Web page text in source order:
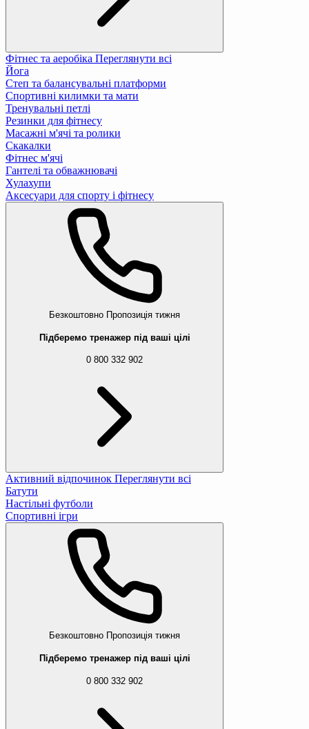
Фітнес та аеробіка Переглянути всі
Йога
Степ та балансувальні платформи
Спортивні килимки та мати
Тренувальні петлі
Резинки для фітнесу
Масажні м'ячі та ролики
Скакалки
Фітнес м'ячі
Гантелі та обважнювачі
Хулахупи
Аксесуари для спорту і фітнесу
Безкоштовно Пропозиція тижня
Підберемо тренажер під ваші цілі
0 800 332 902
Активний відпочинок Переглянути всі
Батути
Настільні футболи
Спортивні ігри
Безкоштовно Пропозиція тижня
Підберемо тренажер під ваші цілі
0 800 332 902